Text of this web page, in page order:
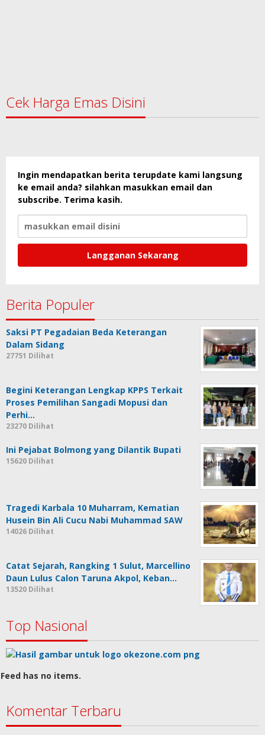
Cek Harga Emas Disini
Ingin mendapatkan berita terupdate kami langsung
ke email anda? silahkan masukkan email dan
subscribe. Terima kasih.
Berita Populer
Saksi PT Pegadaian Beda Keterangan
Dalam Sidang
27751 Dilihat
Begini Keterangan Lengkap KPPS Terkait
Proses Pemilihan Sangadi Mopusi dan
Perhi…
23270 Dilihat
Ini Pejabat Bolmong yang Dilantik Bupati
15620 Dilihat
Tragedi Karbala 10 Muharram, Kematian
Husein Bin Ali Cucu Nabi Muhammad SAW
14026 Dilihat
Catat Sejarah, Rangking 1 Sulut, Marcellino
Daun Lulus Calon Taruna Akpol, Keban…
13520 Dilihat
Top Nasional
Feed has no items.
Komentar Terbaru